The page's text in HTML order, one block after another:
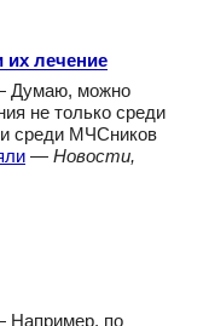
их лечение
Думаю, можно
не только среди
и среди МЧСников
— Новости,
Например, по